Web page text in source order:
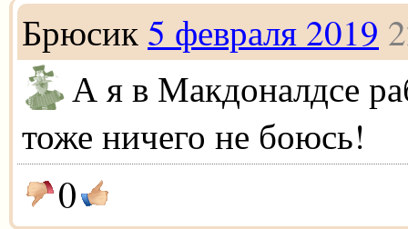
Брюсик 5 февраля 2019
А я в Макдоналдсе
тоже ничего не боюсь!
0